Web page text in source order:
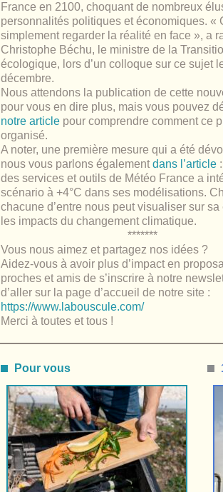
France en 2100, choquant de nombreux
personnalités politiques et économiques. «
simplement regarder la réalité en face », a
Christophe Béchu, le ministre de la
écologique, lors d’un colloque sur ce sujet
décembre.
Nous attendons la publication de cette
pour vous en dire plus, mais vous pouvez
notre article pour comprendre comment ce
organisé.
A noter, une première mesure qui a été
nous vous parlons également dans l’article
des services et outils de Météo France a
scénario à +4°C dans ses modélisations.
chacune d’entre nous peut visualiser sur sa
les impacts du changement climatique.
*******
Vous nous aimez et partagez nos idées ?
Aidez-vous à avoir plus d’impact en
proches et amis de s’inscrire à notre
d’aller sur la page d’accueil de notre site :
https://www.labouscule.com/
Merci à toutes et tous !
Pour vous